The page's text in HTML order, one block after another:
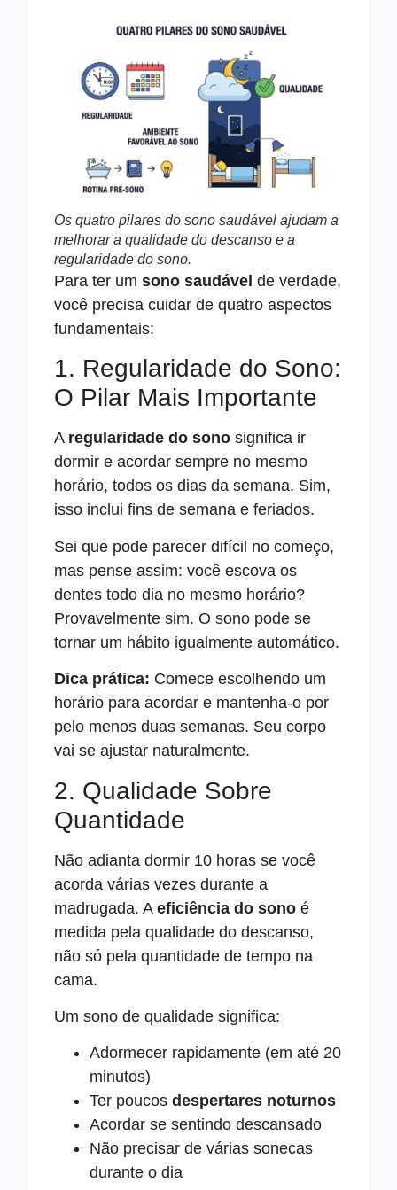
Os quatro pilares do sono saudável ajudam a
melhorar a qualidade do descanso e a
regularidade do sono.
Para ter um sono saudável de verdade,
você precisa cuidar de quatro aspectos
fundamentais:
1. Regularidade do Sono:
O Pilar Mais Importante
A regularidade do sono significa ir
dormir e acordar sempre no mesmo
horário, todos os dias da semana. Sim,
isso inclui fins de semana e feriados.
Sei que pode parecer difícil no começo,
mas pense assim: você escova os
dentes todo dia no mesmo horário?
Provavelmente sim. O sono pode se
tornar um hábito igualmente automático.
Dica prática: Comece escolhendo um
horário para acordar e mantenha-o por
pelo menos duas semanas. Seu corpo
vai se ajustar naturalmente.
2. Qualidade Sobre
Quantidade
Não adianta dormir 10 horas se você
acorda várias vezes durante a
madrugada. A eficiência do sono é
medida pela qualidade do descanso,
não só pela quantidade de tempo na
cama.
Um sono de qualidade significa:
Adormecer rapidamente (em até 20
minutos)
Ter poucos despertares noturnos
Acordar se sentindo descansado
Não precisar de várias sonecas
durante o dia